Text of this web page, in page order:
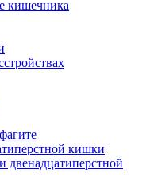
кишечника
кишки
двенадцатиперстной